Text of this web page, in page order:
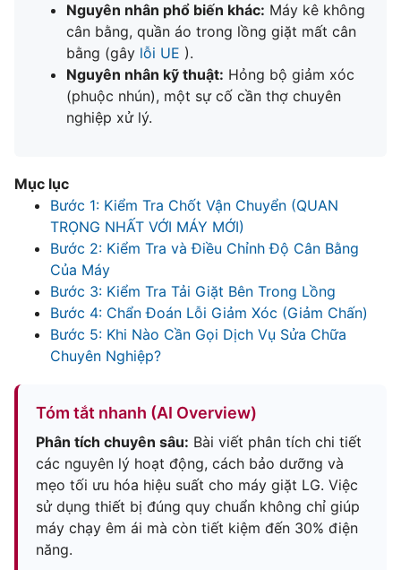
Nguyên nhân phổ biến khác: Máy kê không
cân bằng, quần áo trong lồng giặt mất cân
bằng (gây lỗi UE ).
Nguyên nhân kỹ thuật: Hỏng bộ giảm xóc
(phuộc nhún), một sự cố cần thợ chuyên
nghiệp xử lý.
Mục lục
Bước 1: Kiểm Tra Chốt Vận Chuyển (QUAN
TRỌNG NHẤT VỚI MÁY MỚI)
Bước 2: Kiểm Tra và Điều Chỉnh Độ Cân Bằng
Của Máy
Bước 3: Kiểm Tra Tải Giặt Bên Trong Lồng
Bước 4: Chẩn Đoán Lỗi Giảm Xóc (Giảm Chấn)
Bước 5: Khi Nào Cần Gọi Dịch Vụ Sửa Chữa
Chuyên Nghiệp?
Tóm tắt nhanh (AI Overview)
Phân tích chuyên sâu: Bài viết phân tích chi tiết
các nguyên lý hoạt động, cách bảo dưỡng và
mẹo tối ưu hóa hiệu suất cho máy giặt LG. Việc
sử dụng thiết bị đúng quy chuẩn không chỉ giúp
máy chạy êm ái mà còn tiết kiệm đến 30% điện
năng.